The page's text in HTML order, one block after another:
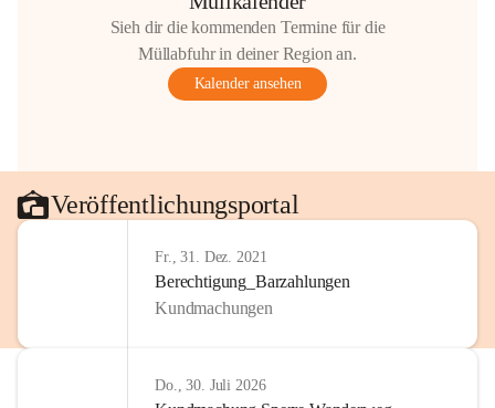
Sieh dir die kommenden Termine für die
Müllabfuhr in deiner Region an.
Kalender ansehen
Veröffentlichungsportal
Fr., 31. Dez. 2021
Berechtigung_Barzahlungen
Kundmachungen
Do., 30. Juli 2026